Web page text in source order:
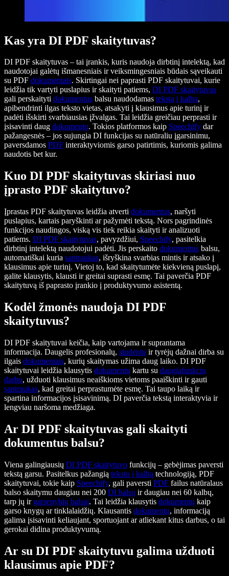
Kas yra DI PDF skaitytuvas?
DI PDF skaitytuvas – tai įrankis, kuris naudoja dirbtinį intelektą, kad
naudotojai galėtų išmanesniais ir veiksmingesniais būdais sąveikauti
su PDF dokumentais. Skirtingai nei paprasti PDF skaitytuvai, kurie
leidžia tik vartyti puslapius ir skaityti patiems, DI PDF skaitytuvas
gali perskaityti dokumentus balsu naudodamas tekstą į kalbą,
apibendrinti ilgas teksto vietas, atsakyti į klausimus apie turinį ir
padėti išskirti svarbiausias įžvalgas. Tai leidžia greičiau perprasti ir
įsisavinti daug dokumentų. Tokios platformos kaip Speechify dar
pažangesnės – jos sujungia DI funkcijas su natūraliu įgarsinimu,
paversdamos PDF interaktyviomis garso patirtimis, kuriomis galima
naudotis bet kur.
Kuo DI PDF skaitytuvas skiriasi nuo
įprasto PDF skaitytuvo?
Įprastas PDF skaitytuvas leidžia atverti dokumentus, naršyti
puslapius, kartais paryškinti ar pažymėti tekstą. Nors pagrindinės
funkcijos naudingos, viską vis tiek reikia skaityti ir analizuoti
patiems. DI PDF skaitytuvas, pavyzdžiui, Speechify, pasitelkia
dirbtinį intelektą naudotojui padėti. Jis perskaito dokumentus balsu,
automatiškai kuria santraukas, išryškina svarbias mintis ir atsako į
klausimus apie turinį. Vietoj to, kad skaitytumėte kiekvieną puslapį,
galite klausytis, klausti ir greitai suprasti esmę. Tai paverčia PDF
skaitytuvą iš paprasto įrankio į produktyvumo asistentą.
Kodėl žmonės naudoja DI PDF
skaitytuvus?
DI PDF skaitytuvai keičia, kaip vartojama ir suprantama
informacija. Daugelis profesionalų, studentų ir tyrėjų dažnai dirba su
ilgais dokumentais, kurių skaitymas užima daug laiko. DI PDF
skaitytuvai leidžia klausytis dokumentų kartu su daugiafunkciu
darbu, užduoti klausimus neaiškioms vietoms paaiškinti ir gauti
santraukas, kad greitai perprastumėte esmę. Tai taupo laiką ir
spartina informacijos įsisavinimą. DI paverčia tekstą interaktyvia ir
lengviau naršoma medžiaga.
Ar DI PDF skaitytuvas gali skaityti
dokumentus balsu?
Viena galingiausių DI PDF skaitytuvo funkcijų – gebėjimas paversti
tekstą garsu. Pasitelkus pažangią teksto į kalbą technologiją, PDF
skaitytuvai, tokie kaip Speechify, gali paversti PDF failus natūralaus
balso skaitymu daugiau nei 200 DI balsų ir daugiau nei 60 kalbų,
tarp jų ir garsenybių balsai. Tai leidžia klausytis dokumentų kaip
garso knygų ar tinklalaidžių. Klausantis dokumentų, informaciją
galima įsisavinti keliaujant, sportuojant ar atliekant kitus darbus, o tai
gerokai didina produktyvumą.
Ar su DI PDF skaitytuvu galima užduoti
klausimus apie PDF?